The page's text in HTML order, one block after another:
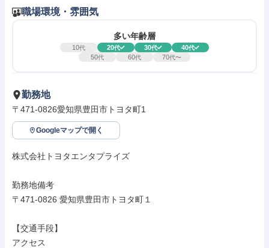
職場環境・雰囲気
多い年齢層
10代 20代 30代 40代
50代 60代 70代〜
勤務地
〒471-0826愛知県豊田市トヨタ町1
Googleマップで開く
株式会社トヨタエンタプライズ
勤務地備考
〒471-0826 愛知県豊田市トヨタ町１
【交通手段】
アクセス